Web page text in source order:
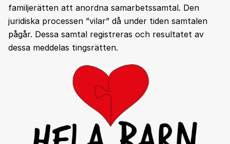
familjerätten att anordna samarbetssamtal. Den
juridiska processen ”vilar” då under tiden samtalen
pågår. Dessa samtal registreras och resultatet av
dessa meddelas tingsrätten.